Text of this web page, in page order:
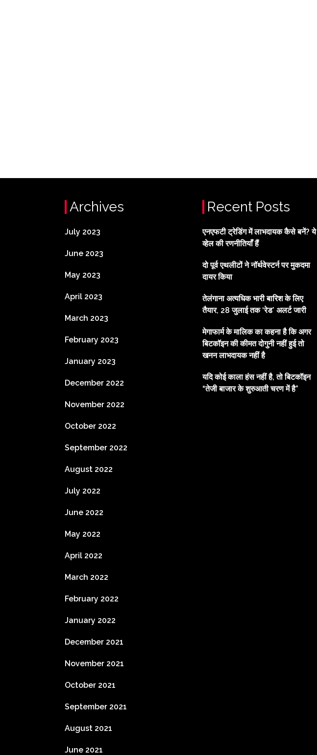
Archives
July 2023
June 2023
May 2023
April 2023
March 2023
February 2023
January 2023
December 2022
November 2022
October 2022
September 2022
August 2022
July 2022
June 2022
May 2022
April 2022
March 2022
February 2022
January 2022
December 2021
November 2021
October 2021
September 2021
August 2021
June 2021
Recent Posts
एनएफटी ट्रेडिंग में लाभदायक कैसे बनें? ये
व्हेल की रणनीतियाँ हैं
दो पूर्व एथलीटों ने नॉर्थवेस्टर्न पर मुकदमा
दायर किया
तेलंगाना अत्यधिक भारी बारिश के लिए
तैयार, 28 जुलाई तक ‘रेड’ अलर्ट जारी
मेगाफार्म के मालिक का कहना है कि अगर
बिटकॉइन की कीमत दोगुनी नहीं हुई तो
खनन लाभदायक नहीं है
यदि कोई काला हंस नहीं है, तो बिटकॉइन
“तेजी बाजार के शुरुआती चरण में है”